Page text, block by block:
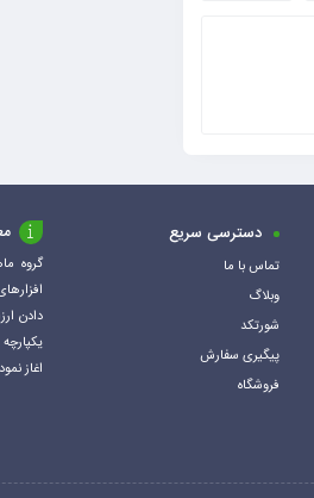
دسترسی سریع
تماس با ما
وبلاگ
شورتکد
پیگیری سفارش
فروشگاه
دادن
اغاز